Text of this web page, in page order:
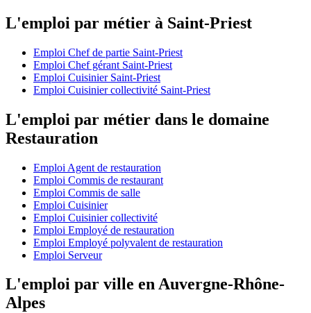
L'emploi par métier à Saint-Priest
Emploi Chef de partie Saint-Priest
Emploi Chef gérant Saint-Priest
Emploi Cuisinier Saint-Priest
Emploi Cuisinier collectivité Saint-Priest
L'emploi par métier dans le domaine
Restauration
Emploi Agent de restauration
Emploi Commis de restaurant
Emploi Commis de salle
Emploi Cuisinier
Emploi Cuisinier collectivité
Emploi Employé de restauration
Emploi Employé polyvalent de restauration
Emploi Serveur
L'emploi par ville en Auvergne-Rhône-
Alpes